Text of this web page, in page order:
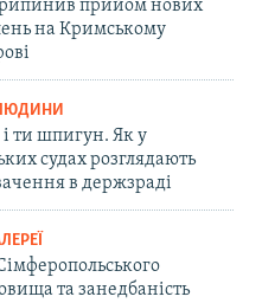
прийом нових
на Кримському
ти шпигун. Як у
судах розглядають
в держзраді
та занедбаність